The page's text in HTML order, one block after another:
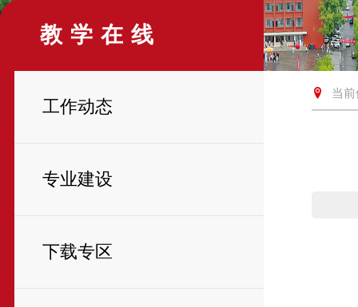
教学在线
工作动态
专业建设
下载专区
当